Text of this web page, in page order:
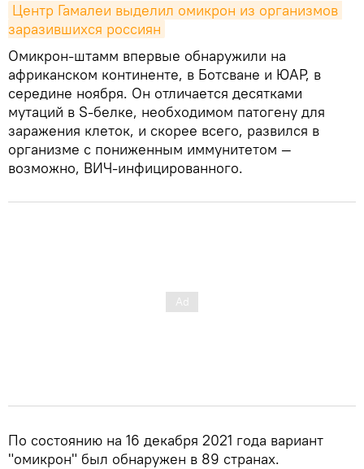
Центр Гамалеи выделил омикрон из организмов
заразившихся россиян
Омикрон-штамм впервые обнаружили на
африканском континенте, в Ботсване и ЮАР, в
середине ноября. Он отличается десятками
мутаций в S-белке, необходимом патогену для
заражения клеток, и скорее всего, развился в
организме с пониженным иммунитетом —
возможно, ВИЧ-инфицированного.
По состоянию на 16 декабря 2021 года вариант
"омикрон" был обнаружен в 89 странах.